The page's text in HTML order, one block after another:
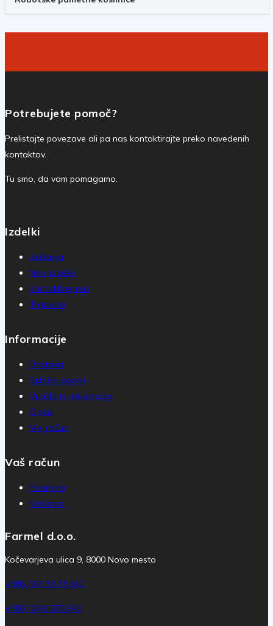
Potrebujete pomoč?
Prelistajte povezave ali pa nas kontaktirajte preko navedenih
kontaktov.
Tu smo, da vam pomagamo.
Izdelki
Znižanja
Novi izdelki
Kontaktiraj nas
Trgovina
Informacije
Dostava
Splošni pogoji
Vračila in reklamacije
O nas
Moj račun
Vaš račun
Podpora
Košarica
Farmel d.o.o.
Kočevarjeva ulica 9, 8000 Novo mesto
+386 (0)7 33 73 940
+386 (0)31 373 940